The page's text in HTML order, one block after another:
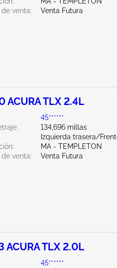
de venta:
Venta Futura
ACURA TLX 2.4L
45******
134,696 millas
Izquierda trasera/
MA - TEMPLETON
de venta:
Venta Futura
ACURA TLX 2.0L
45******